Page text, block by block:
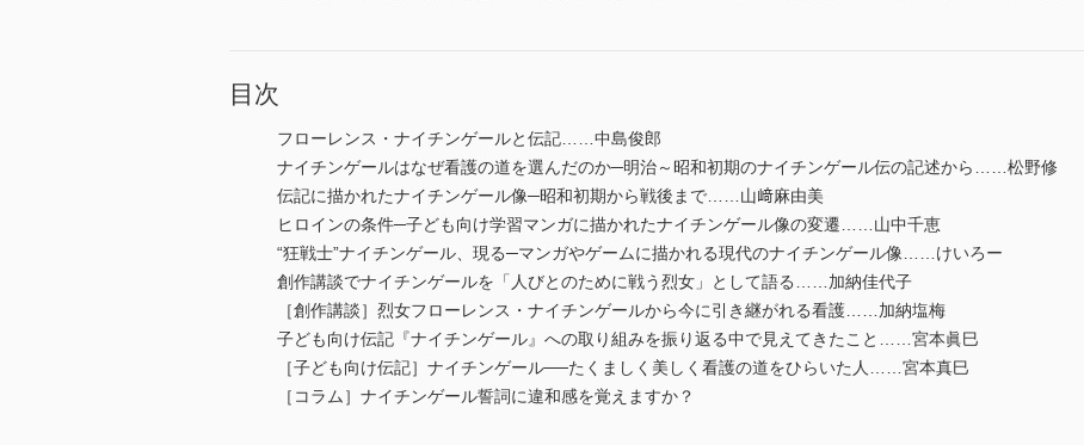
目次
フローレンス・ナイチンゲールと伝記……中島俊郎
ナイチンゲールはなぜ看護の道を選んだのか─明治～昭和初期のナイチンゲール伝の記述から……松野修
伝記に描かれたナイチンゲール像─昭和初期から戦後まで……山﨑麻由美
ヒロインの条件─子ども向け学習マンガに描かれたナイチンゲール像の変遷……山中千恵
“狂戦士”ナイチンゲール、現る─マンガやゲームに描かれる現代のナイチンゲール像……けいろー
創作講談でナイチンゲールを「人びとのために戦う烈女」として語る……加納佳代子
［創作講談］烈女フローレンス・ナイチンゲールから今に引き継がれる看護……加納塩梅
子ども向け伝記『ナイチンゲール』への取り組みを振り返る中で見えてきたこと……宮本眞巳
［子ども向け伝記］ナイチンゲール──たくましく美しく看護の道をひらいた人……宮本真巳
［コラム］ナイチンゲール誓詞に違和感を覚えますか？